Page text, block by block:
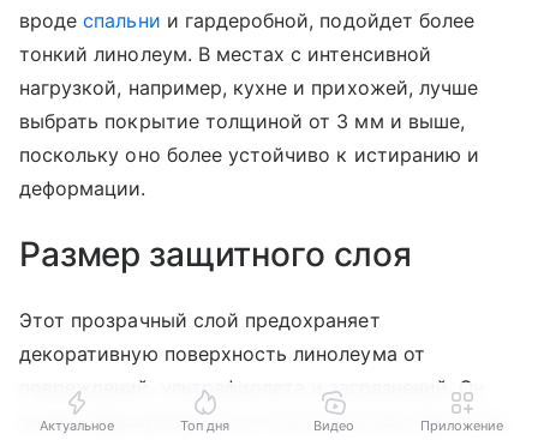
вродеспальни и гардеробной, подойдет более
тонкий линолеум. В местах с интенсивной
нагрузкой, например, кухне и прихожей, лучше
выбрать покрытие толщиной от 3 мм и выше,
поскольку оно более устойчиво к истиранию и
деформации.
Размер защитного слоя
Этот прозрачный слой предохраняет
декоративную поверхность линолеума от
повреждений, ультрафиолета и загрязнений. Он
может варьироваться от 0,15 до 0,6 мм. При этом
Актуальное Топ дня Видео Приложение